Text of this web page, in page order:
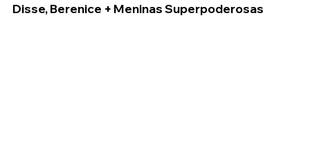
Disse, Berenice + Meninas Superpoderosas